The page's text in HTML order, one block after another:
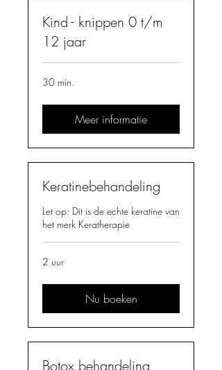
Kind - knippen 0 t/m
12 jaar
30 min.
Meer informatie
Keratinebehandeling
Let op: Dit is de echte keratine van
het merk Keratherapie
2 uur
Nu boeken
Botox behandeling